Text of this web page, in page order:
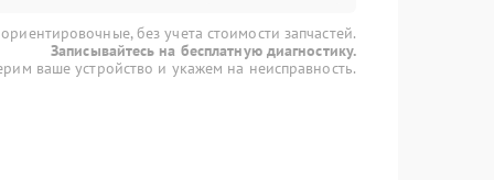
без учета стоимости запчастей.
Записывайтесь на бесплатную диагностику.
ваше устройство и укажем на неисправность.